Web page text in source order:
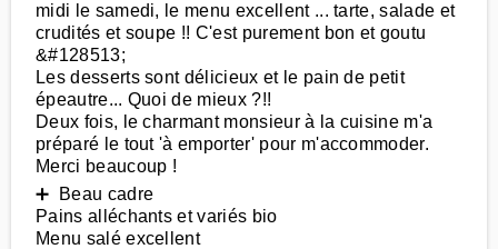
midi le samedi, le menu excellent ... tarte, salade et
crudités et soupe !! C'est purement bon et goutu
&#128513;
Les desserts sont délicieux et le pain de petit
épeautre... Quoi de mieux ?!!
Deux fois, le charmant monsieur à la cuisine m'a
préparé le tout 'à emporter' pour m'accommoder.
Merci beaucoup !
➕ Beau cadre
Pains alléchants et variés bio
Menu salé excellent